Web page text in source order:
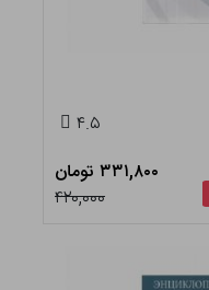
۴.۵
۳۳۱,۸۰۰ تومان
۴۲۰,۰۰۰